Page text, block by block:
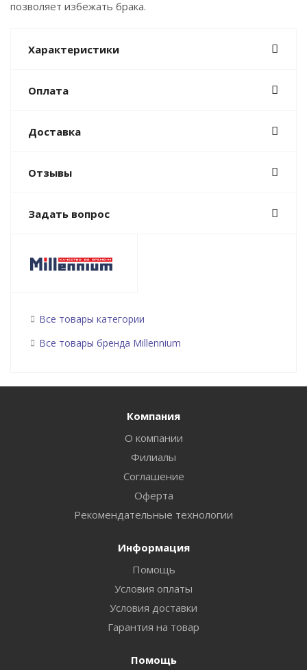
позволяет избежать брака.
Характеристики
Оплата
Доставка
Отзывы
Задать вопрос
Все товары категории
Все товары бренда Millennium
Компания
О компании
Филиалы
Соглашение
Оферта
Рекомендательные технологии
Информация
Помощь
Условия оплаты
Условия доставки
Гарантия на товар
Помощь